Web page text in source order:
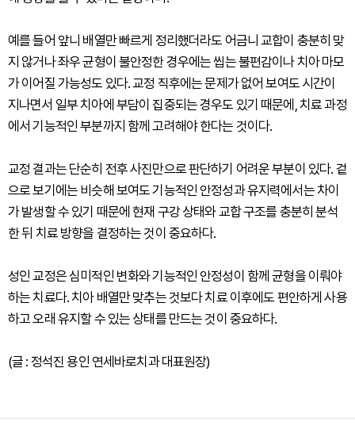
예를 들어 앞니 배열만 빠르게 정리했더라도 어금니 교합이 충분히 맞
지 않거나 좌우 균형이 불안정한 경우에는 씹는 불편감이나 치아 마모
가 이어질 가능성도 있다. 교정 직후에는 문제가 없어 보여도 시간이
지나면서 일부 치아에 부담이 집중되는 경우도 있기 때문에, 치료 과정
에서 기능적인 부분까지 함께 고려해야 한다는 것이다.
교정 결과는 단순히 전후 사진만으로 판단하기 어려운 부분이 있다. 겉
으로 보기에는 비슷해 보여도 기능적인 안정성과 유지력에서는 차이
가 발생할 수 있기 때문에 현재 구강 상태와 교합 구조를 충분히 분석
한 뒤 치료 방향을 결정하는 것이 중요하다.
성인 교정은 심미적인 변화와 기능적인 안정성이 함께 균형을 이뤄야
하는 치료다. 치아 배열만 맞추는 것보다 치료 이후에도 편안하게 사용
하고 오래 유지할 수 있는 상태를 만드는 것이 중요하다.
(글 : 정석진 용인 연세바로치과 대표원장)